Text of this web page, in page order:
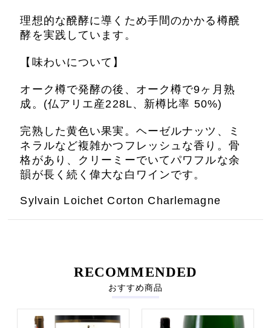
理想的な醗酵に導くため手間のかかる樽醗
酵を実践しています。
【味わいについて】
オーク樽で発酵の後、オーク樽で9ヶ月熟
成。(仏アリエ産228L、新樽比率 50%)
完熟した黄色い果実。ヘーゼルナッツ、ミ
ネラルなど複雑かつフレッシュな香り。骨
格があり、クリーミーでいてパワフルな余
韻が長く続く偉大な白ワインです。
Sylvain Loichet Corton Charlemagne
RECOMMENDED
おすすめ商品